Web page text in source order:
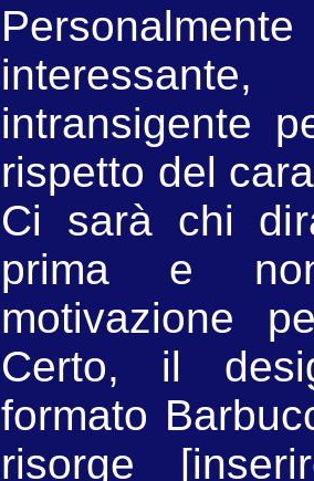
intransigente
rispetto del
Ci sarà chi
prima e
motivazione
Certo, il
formato
risorge